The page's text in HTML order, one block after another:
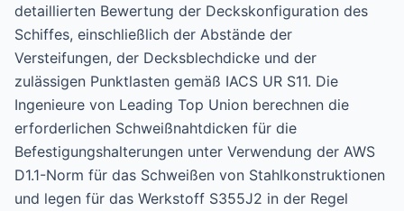
detaillierten Bewertung der Deckskonfiguration des
Schiffes, einschließlich der Abstände der
Versteifungen, der Decksblechdicke und der
zulässigen Punktlasten gemäß IACS UR S11. Die
Ingenieure von Leading Top Union berechnen die
erforderlichen Schweißnahtdicken für die
Befestigungshalterungen unter Verwendung der AWS
D1.1-Norm für das Schweißen von Stahlkonstruktionen
und legen für das Werkstoff S355J2 in der Regel